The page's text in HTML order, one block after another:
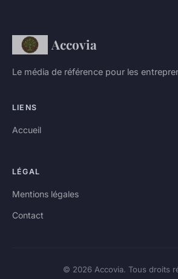
Accovia
Le média de référence pour les
LIENS
Accueil
LÉGAL
Mentions légales
Contact
© 2026 Accovia. Tous droits